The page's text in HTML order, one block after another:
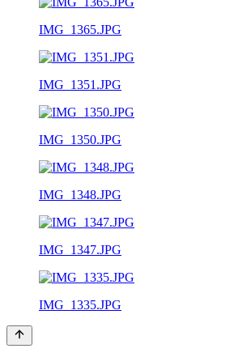
IMG_1365.JPG
IMG_1351.JPG
IMG_1350.JPG
IMG_1348.JPG
IMG_1347.JPG
IMG_1335.JPG